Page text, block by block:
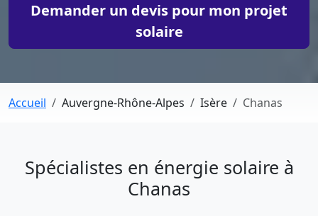
Demander un devis pour mon projet
solaire
Accueil Auvergne-Rhône-Alpes Isère Chanas
Spécialistes en énergie solaire à
Chanas